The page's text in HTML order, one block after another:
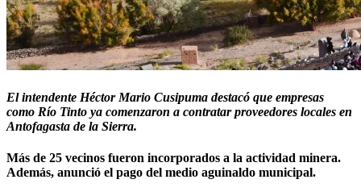
El intendente Héctor Mario Cusipuma destacó que empresas
como Río Tinto ya comenzaron a contratar proveedores locales en
Antofagasta de la Sierra.
Más de 25 vecinos fueron incorporados a la actividad minera.
Además, anunció el pago del medio aguinaldo municipal.